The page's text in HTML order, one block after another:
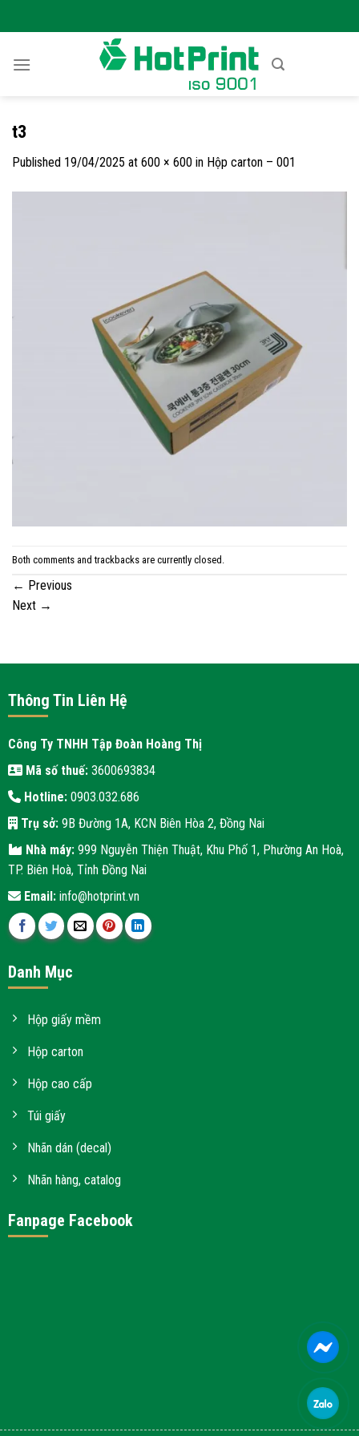
to
t3
Published 19/04/2025 at 600 × 600 in Hộp carton – 001
Both comments and trackbacks are currently closed.
← Previous
Next →
Thông Tin Liên Hệ
Công Ty TNHH Tập Đoàn Hoàng Thị
Mã số thuế:3600693834
Hotline:0903.032.686
Trụ sở:9B Đường 1A, KCN Biên Hòa 2, Đồng Nai
Nhà máy:999 Nguyễn Thiện Thuật, Khu Phố 1, Phường An Hoà,
TP. Biên Hoà, Tỉnh Đồng Nai
Email:info@hotprint.vn
Danh Mục
Hộp giấy mềm
Hộp carton
Hộp cao cấp
Túi giấy
Nhãn dán (decal)
Nhãn hàng, catalog
Fanpage Facebook